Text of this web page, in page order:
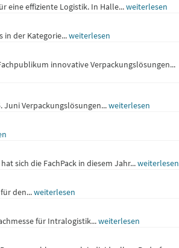
eine effiziente Logistik. In Halle...weiterlesen
in der Kategorie...weiterlesen
innovative Verpackungslösungen...
Juni Verpackungslösungen...weiterlesen
sich die FachPack in diesem Jahr...weiterlesen
den...weiterlesen
für Intralogistik...weiterlesen